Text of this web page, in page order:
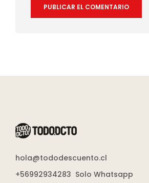
hola@tododescuento.cl
+56992934283 Solo Whatsapp